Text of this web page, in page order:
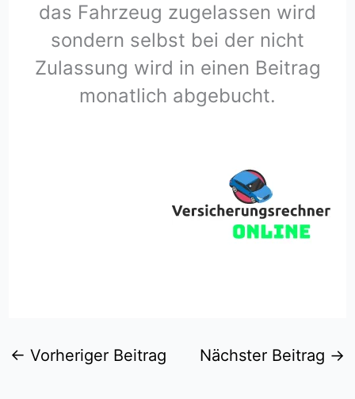
das Fahrzeug zugelassen wird
sondern selbst bei der nicht
Zulassung wird in einen Beitrag
monatlich abgebucht.
← Vorheriger Beitrag Nächster Beitrag →